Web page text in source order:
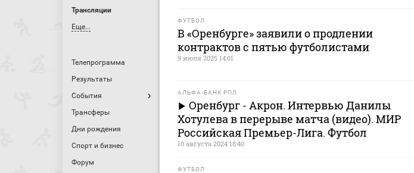
Трансляции
Еще...
Телепрограмма
Результаты
События
Трансферы
Дни рождения
Спорт и бизнес
Форум
ФУТБОЛ
В «Оренбурге» заявили о продлении
контрактов с пятью футболистами
9 июля 2025 14:01
АЛЬФА-БАНК РПЛ
Оренбург - Акрон. Интервью Данилы
Хотулева в перерыве матча (видео). МИР
Российская Премьер-Лига. Футбол
10 августа 2024 18:40
ФУТБОЛ